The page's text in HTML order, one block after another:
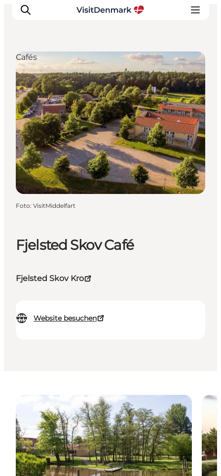
Inspiration
Regionen
Erlebnisse
Unterkünfte
Reiseplanung
Fjelsted Skov Café
Fjelsted Skov Kro
Website besuchen
Cafés
Foto: VisitMiddelfart